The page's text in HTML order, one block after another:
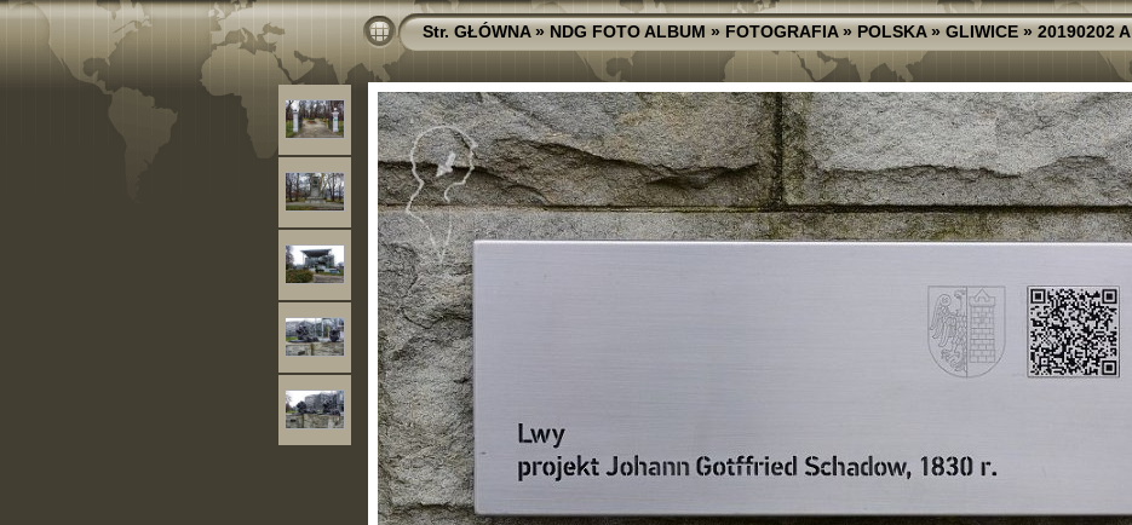
Str. GŁÓWNA»NDG FOTO ALBUM»FOTOGRAFIA»POLSKA»GLIWICE»20190202 A